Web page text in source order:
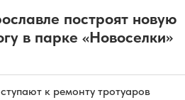
построят новую
в парке «Новоселки»
к ремонту тротуаров